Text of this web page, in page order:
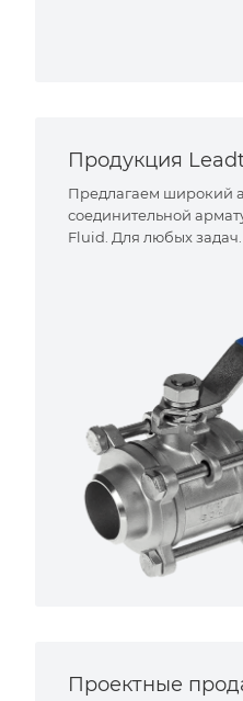
Продукция
Предлагаем широкий
соединительной
Fluid. Для любых задач.
Проектные